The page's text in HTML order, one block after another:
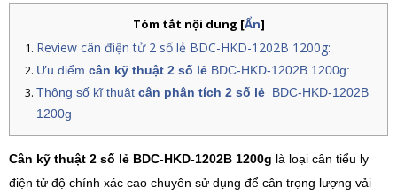
Tóm tắt nội dung [Ẩn]
Review cân điện tử 2 số lẻ BDC-HKD-1202B 1200g:
Ưu điểm cân kỹ thuật 2 số lẻ BDC-HKD-1202B 1200g:
Thông số kĩ thuật cân phân tích 2 số lẻ BDC-HKD-1202B
1200g
Cân kỹ thuật 2 số lẻ BDC-HKD-1202B 1200g là loại cân tiểu ly
điện tử độ chính xác cao chuyên sử dụng để cân trọng lượng vải